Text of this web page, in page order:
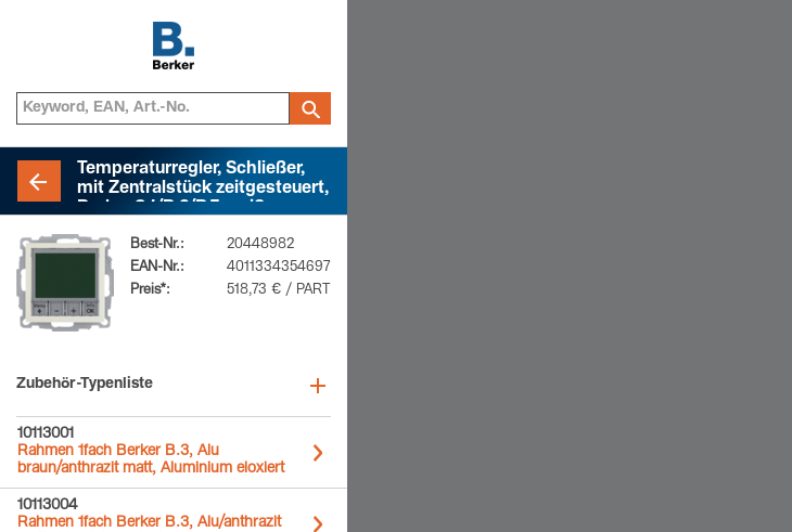
Temperaturregler, Schließer,
mit Zentralstück zeitgesteuert,
Best-Nr.:
20448982
EAN-Nr.:
4011334354697
Preis*:
518,73 € / PART
Zubehör-Typenliste
10113001
Rahmen 1fach Berker B.3, Alu
braun/anthrazit matt, Aluminium eloxiert
10113004
Rahmen 1fach Berker B.3, Alu/anthrazit